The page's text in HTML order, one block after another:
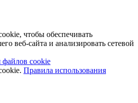
чтобы обеспечивать
веб-сайта и анализировать сетевой
файлов cookie
Правила использования